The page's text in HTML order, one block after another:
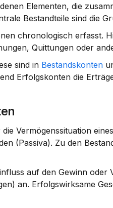
Elementen, die
Bestandteile sind die
chronologisch erfasst.
Quittungen oder
sind in Bestandskonten
Erfolgskonten die
Vermögenssituation
(Passiva). Zu den
auf den Gewinn oder
an. Erfolgswirksame